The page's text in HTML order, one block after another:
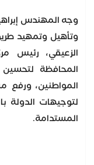
وجه المهندس
وتأهيل وتمهيد
الزعيقي، رئيس
المحافظة
المواطنين، ورفع
لتوجيهات الدولة
المستدامة.